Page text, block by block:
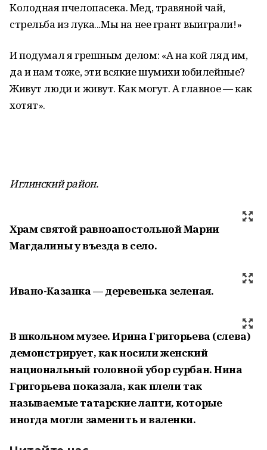
Колодная пчелопасека. Мед, травяной чай,
стрельба из лука...Мы на нее грант выиграли!»
И подумал я грешным делом: «А на кой ляд им,
да и нам тоже, эти всякие шумихи юбилейные?
Живут люди и живут. Как могут. А главное — как
хотят».
Иглинский район.
Храм святой равноапостольной Марии
Магдалины у въезда в село.
Ивано-Казанка — деревенька зеленая.
В школьном музее. Ирина Григорьева (слева)
демонстрирует, как носили женский
национальный головной убор сурбан. Нина
Григорьева показала, как плели так
называемые татарские лапти, которые
иногда могли заменить и валенки.